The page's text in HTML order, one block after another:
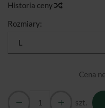
Historia ceny
Rozmiary:
L
Cena
szt.